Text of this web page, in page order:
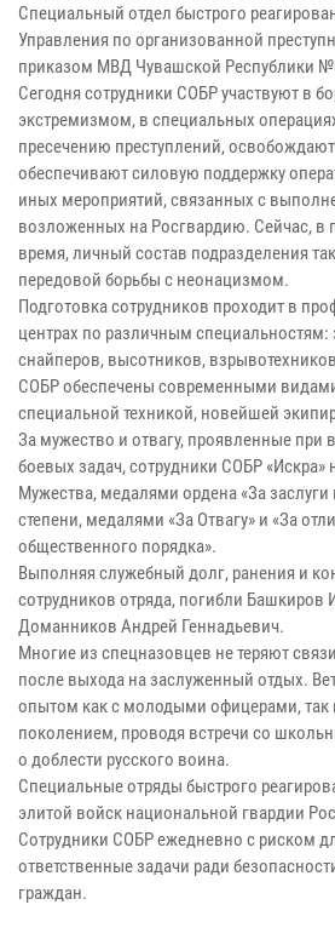
Специальный отдел быстрого
Управления по организованной
приказом МВД Чувашской Республики
Сегодня сотрудники СОБР участвуют в
экстремизмом, в специальных
пресечению преступлений,
обеспечивают силовую поддержку
иных мероприятий, связанных с
возложенных на Росгвардию. Сейчас, в
время, личный состав подразделения
передовой борьбы с неонацизмом.
Подготовка сотрудников проходит в
центрах по различным специальностям:
снайперов, высотников,
СОБР обеспечены современными
специальной техникой, новейшей
За мужество и отвагу, проявленные
боевых задач, сотрудники СОБР
Мужества, медалями ордена «За заслуги
степени, медалями «За Отвагу» и «За
общественного порядка».
Выполняя служебный долг, ранения и
сотрудников отряда, погибли Башкиров
Доманников Андрей Геннадьевич.
Многие из спецназовцев не теряют
после выхода на заслуженный отдых.
опытом как с молодыми офицерами,
поколением, проводя встречи со
о доблести русского воина.
Специальные отряды быстрого
элитой войск национальной гвардии
Сотрудники СОБР ежедневно с риском
ответственные задачи ради
граждан.